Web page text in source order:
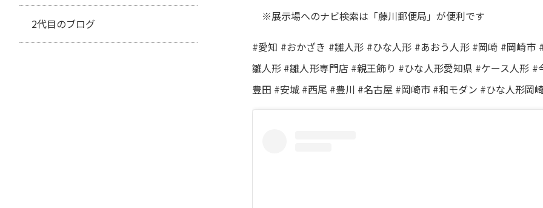
2代目のブログ
※展示場へのナビ検索は「藤川郵便局」が便利です
#愛知 #おかざき #雛人形 #ひな人形 #あおう人形 #岡崎 #岡崎
雛人形 #雛人形専門店 #親王飾り #ひな人形愛知県 #ケース人形
豊田 #安城 #西尾 #豊川 #名古屋 #岡崎市 #和モダン #ひな人形岡